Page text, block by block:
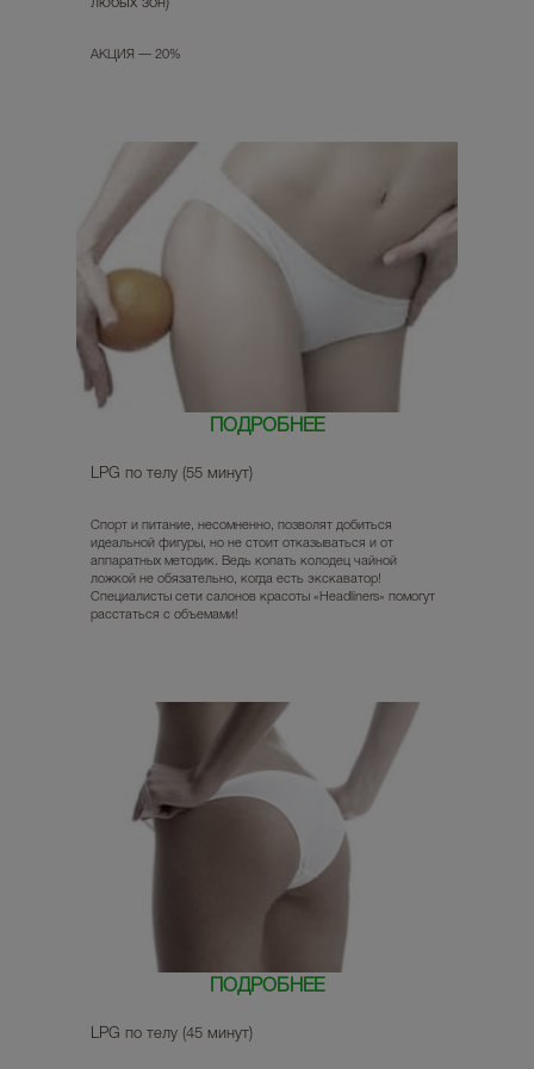
любых зон)
АКЦИЯ — 20%
ПОДРОБНЕЕ
LPG по телу (55 минут)
Спорт и питание, несомненно, позволят добиться
идеальной фигуры, но не стоит отказываться и от
аппаратных методик. Ведь копать колодец чайной
ложкой не обязательно, когда есть экскаватор!
Специалисты сети салонов красоты «Headliners» помогут
расстаться с объемами!
ПОДРОБНЕЕ
LPG по телу (45 минут)